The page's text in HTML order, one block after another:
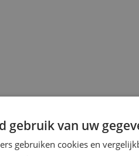
gebruik van uw
gebruiken cookies en